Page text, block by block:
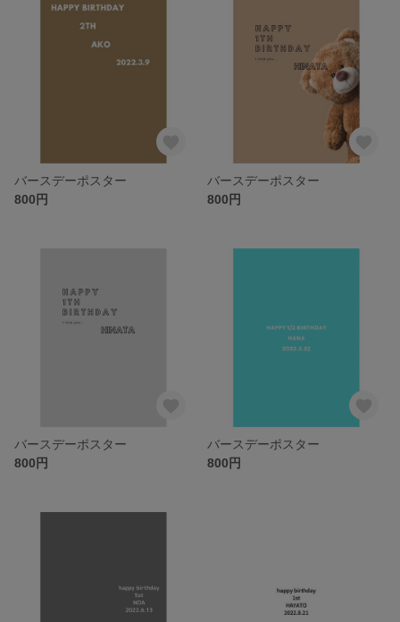
バースデーポスター
800円
バースデーポスター
800円
バースデーポスター
800円
バースデーポスター
800円